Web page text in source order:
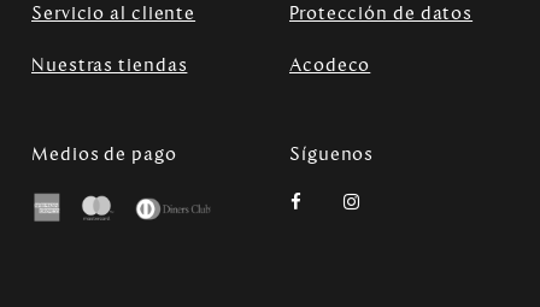
Servicio al cliente Protección de datos
Nuestras tiendas Acodeco
Medios de pago Síguenos